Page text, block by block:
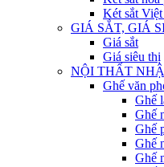
Két sắt
GIÁ SẮT, GIÁ
Giá sắt
Giá siêu thị
NỘI THẤT
Ghế văn
Ghế
Ghế
Ghế
Ghế
Ghế